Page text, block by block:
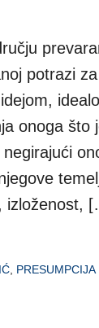
potrazi
onoga što
izloženost,